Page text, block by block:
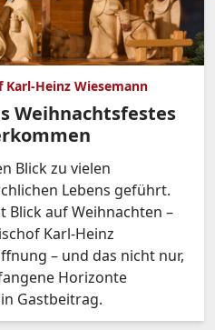
Karl-Heinz Wiesemann
Weihnachtsfestes
Blick zu vielen
Lebens geführt.
Blick auf Weihnachten –
Karl-Heinz
– und das nicht nur,
Horizonte
Gastbeitrag.